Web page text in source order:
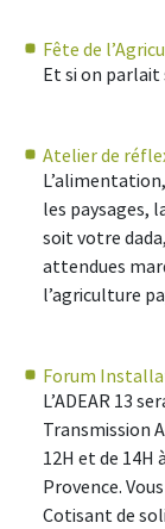
Fête de
Et si on parlait
Atelier de
les paysages,
soit votre
attendues
l’agriculture
Forum
L’ADEAR 13
Transmission
12H et de 14H
Provence.
Cotisant de